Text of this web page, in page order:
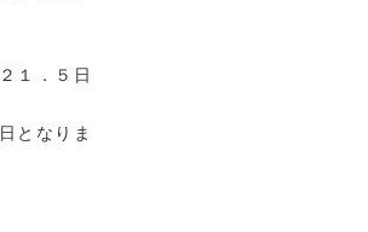
１．５日
となりま